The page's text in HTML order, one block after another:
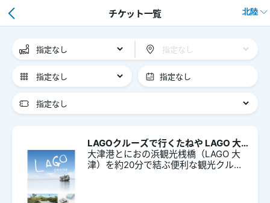
チケット一覧 北陸
LAGOクルーズで行くたねや LAGO 大
津～限定和菓子付き～
大津港とにおの浜観光桟橋（LAGO 大
津）を約20分で結ぶ便利な観光クルー